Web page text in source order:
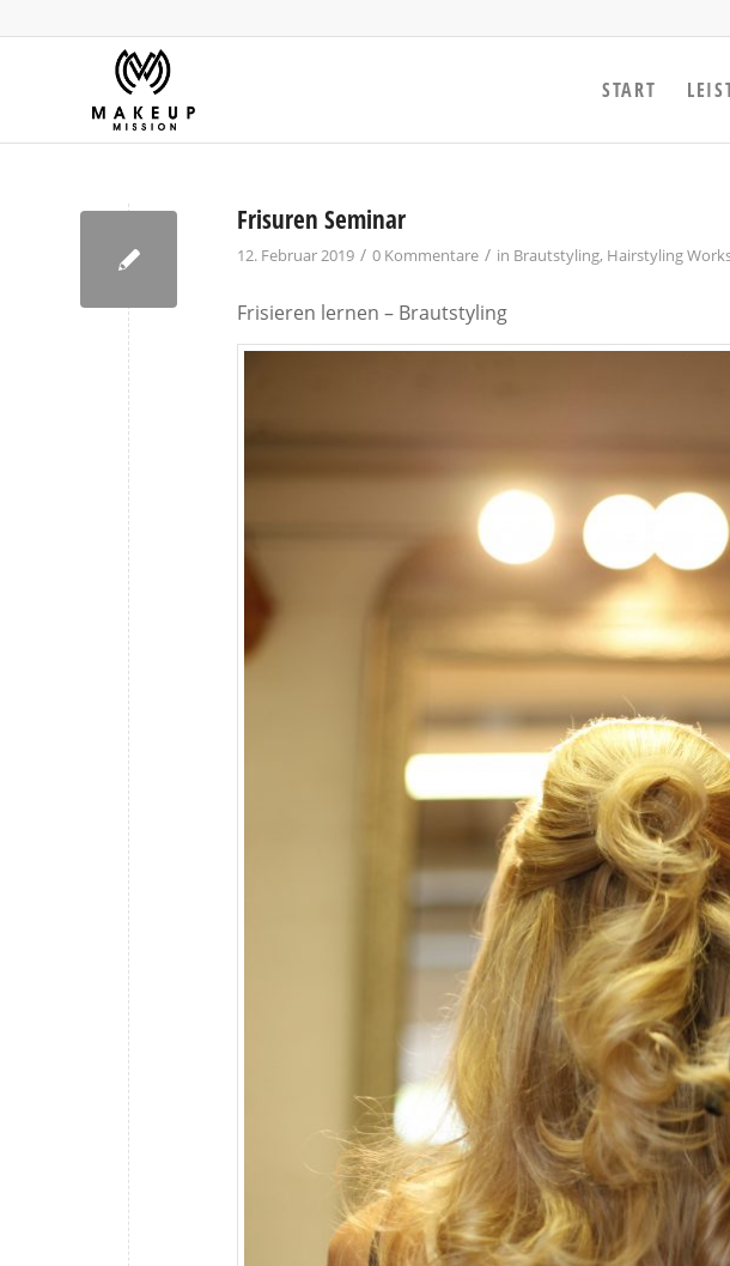
START
Frisuren Seminar
12. Februar 2019 / 0 Kommentare / in Brautstyling, Hairstyling
Frisieren lernen – Brautstyling